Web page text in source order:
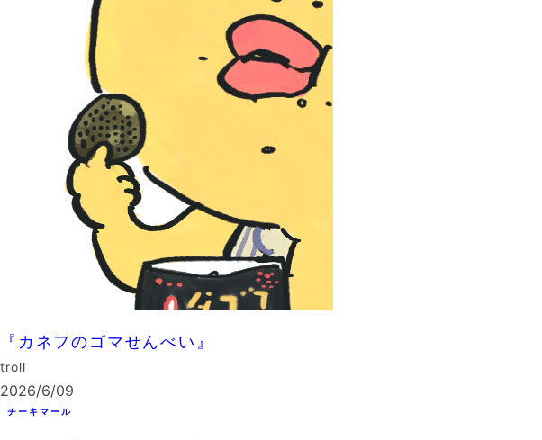
『カネフのゴマせんべい』
troll
2026/6/09
チーキマール